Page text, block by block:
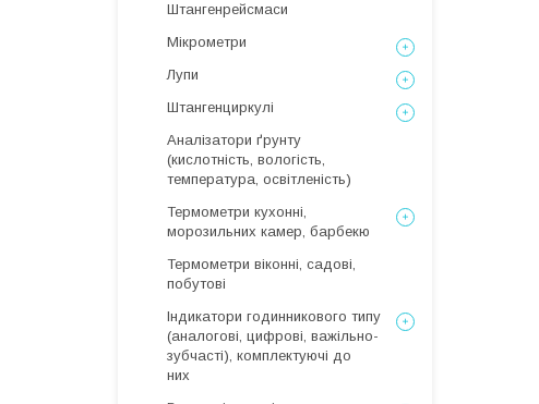
Штангенрейсмаси
Мікрометри
Лупи
Штангенциркулі
Аналізатори ґрунту
(кислотність, вологість,
температура, освітленість)
Термометри кухонні,
морозильних камер, барбекю
Термометри віконні, садові,
побутові
Індикатори годинникового типу
(аналогові, цифрові, важільно-
зубчасті), комплектуючі до
них